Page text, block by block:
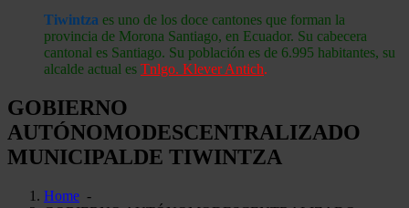
Tiwintza es uno de los doce cantones que forman la
provincia de Morona Santiago, en Ecuador. Su cabecera
cantonal es Santiago. Su población es de 6.995 habitantes, su
alcalde actual es Tnlgo. Klever Antich.
GOBIERNO
AUTÓNOMODESCENTRALIZADO
MUNICIPALDE TIWINTZA
Home -